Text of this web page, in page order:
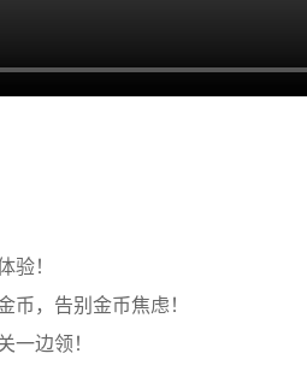
验！
，告别金币焦虑！
一边领！